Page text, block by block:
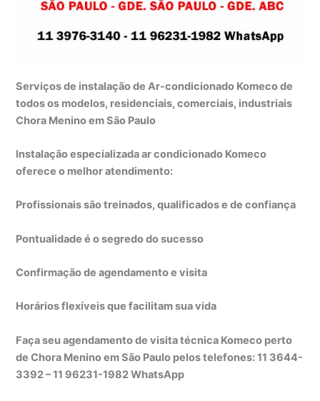
Serviços de instalação de Ar-condicionado Komeco de
todos os modelos, residenciais, comerciais, industriais
Chora Menino em São Paulo
Instalação especializada ar condicionado Komeco
oferece o melhor atendimento:
Profissionais são treinados, qualificados e de confiança
Pontualidade é o segredo do sucesso
Confirmação de agendamento e visita
Horários flexíveis que facilitam sua vida
Faça seu agendamento de visita técnica Komeco perto
de Chora Menino em São Paulo pelos telefones: 11 3644-
3392 – 11 96231-1982 WhatsApp